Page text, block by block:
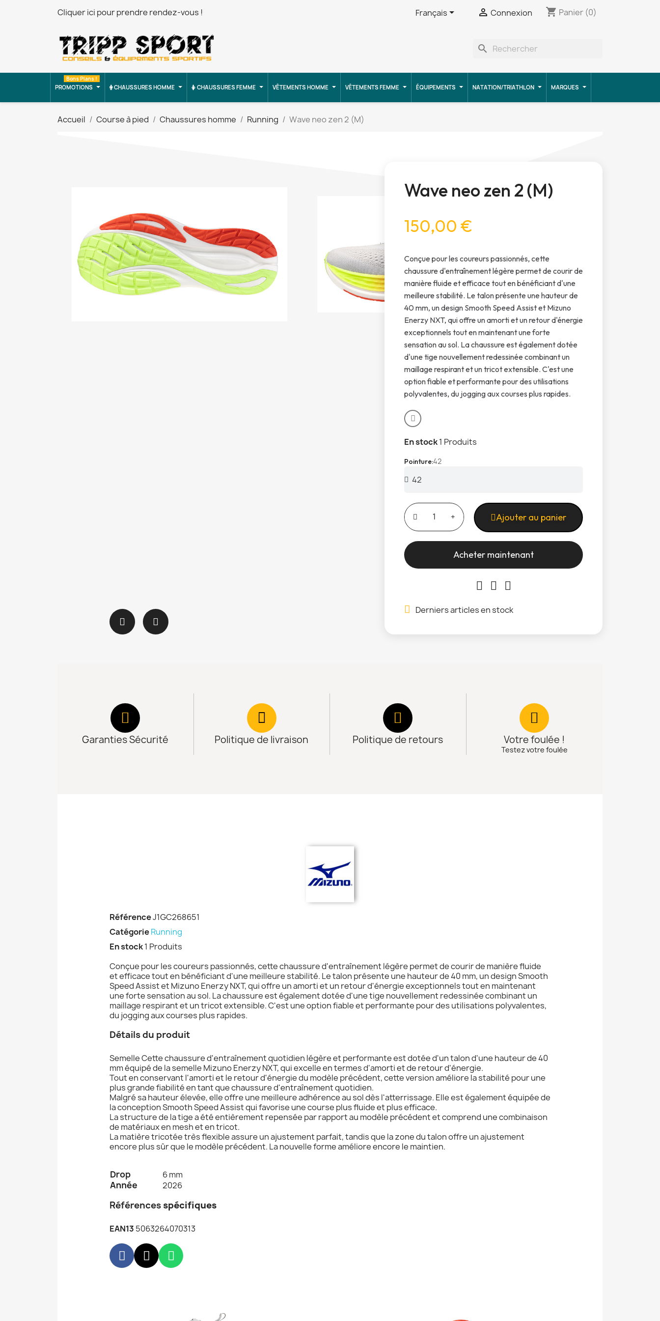
Cliquer ici pour prendre rendez-vous ! Français  Connexion shopping_cart Panier (0)
search
PROMOTIONS
Bons Plans !
CHAUSSURES HOMME CHAUSSURES FEMME VÊTEMENTS HOMME VÊTEMENTS FEMME ÉQUIPEMENTS NATATION/TRIATHLON MARQUES
Accueil Course à pied Chaussures homme Running Wave neo zen 2 (M)
Wave neo zen 2 (M)
150,00 €
Conçue pour les coureurs passionnés, cette
chaussure d'entraînement légère permet de courir de
manière fluide et efficace tout en bénéficiant d'une
meilleure stabilité. Le talon présente une hauteur de
40 mm, un design Smooth Speed Assist et Mizuno
Enerzy NXT, qui offre un amorti et un retour d'énergie
exceptionnels tout en maintenant une forte
sensation au sol. La chaussure est également dotée
d'une tige nouvellement redessinée combinant un
maillage respirant et un tricot extensible. C'est une
option fiable et performante pour des utilisations
polyvalentes, du jogging aux courses plus rapides.
En stock1 Produits
Pointure42
Ajouter au panier
Acheter maintenant
Derniers articles en stock
Garanties Sécurité Politique de livraison Politique de retours Votre foulée !
Testez votre foulée
RéférenceJ1GC268651
CatégorieRunning
En stock1 Produits
Conçue pour les coureurs passionnés, cette chaussure d'entraînement légère permet de courir de manière fluide
et efficace tout en bénéficiant d'une meilleure stabilité. Le talon présente une hauteur de 40 mm, un design Smooth
Speed Assist et Mizuno Enerzy NXT, qui offre un amorti et un retour d'énergie exceptionnels tout en maintenant
une forte sensation au sol. La chaussure est également dotée d'une tige nouvellement redessinée combinant un
maillage respirant et un tricot extensible. C'est une option fiable et performante pour des utilisations polyvalentes,
du jogging aux courses plus rapides.
Détails du produit
Semelle Cette chaussure d'entraînement quotidien légère et performante est dotée d'un talon d'une hauteur de 40
mm équipé de la semelle Mizuno Enerzy NXT, qui excelle en termes d'amorti et de retour d'énergie.
Tout en conservant l'amorti et le retour d'énergie du modèle précédent, cette version améliore la stabilité pour une
plus grande fiabilité en tant que chaussure d'entraînement quotidien.
Malgré sa hauteur élevée, elle offre une meilleure adhérence au sol dès l'atterrissage. Elle est également équipée de
la conception Smooth Speed Assist qui favorise une course plus fluide et plus efficace.
La structure de la tige a été entièrement repensée par rapport au modèle précédent et comprend une combinaison
de matériaux en mesh et en tricot.
La matière tricotée très flexible assure un ajustement parfait, tandis que la zone du talon offre un ajustement
encore plus sûr que le modèle précédent. La nouvelle forme améliore encore le maintien.
Drop 6 mm
Année 2026
Références spécifiques
EAN13 5063264070313